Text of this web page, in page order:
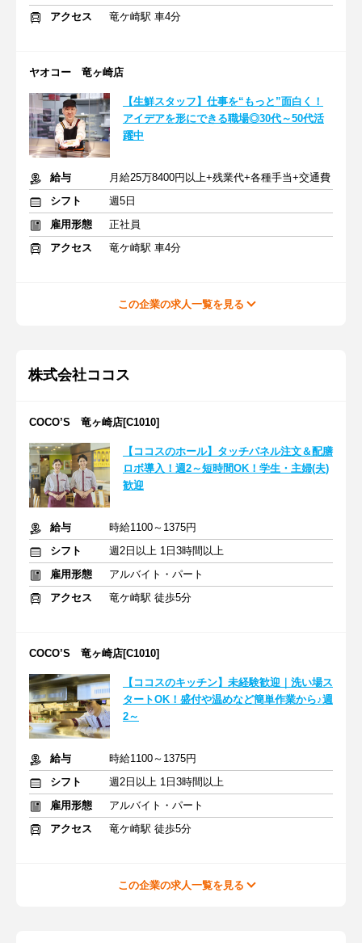
アクセス
竜ケ崎駅 車4分
ヤオコー 竜ヶ崎店
【生鮮スタッフ】仕事を“もっと”面白く！
アイデアを形にできる職場◎30代～50代活
躍中
給与
月給25万8400円以上+残業代+各種手当+交通費
シフト
週5日
雇用形態
正社員
アクセス
竜ケ崎駅 車4分
この企業の求人一覧を見る
株式会社ココス
COCO’S 竜ヶ崎店[C1010]
【ココスのホール】タッチパネル注文＆配膳
ロボ導入！週2～短時間OK！学生・主婦(夫)
歓迎
給与
時給1100～1375円
シフト
週2日以上 1日3時間以上
雇用形態
アルバイト・パート
アクセス
竜ケ崎駅 徒歩5分
COCO’S 竜ヶ崎店[C1010]
【ココスのキッチン】未経験歓迎｜洗い場ス
タートOK！盛付や温めなど簡単作業から♪週
2～
給与
時給1100～1375円
シフト
週2日以上 1日3時間以上
雇用形態
アルバイト・パート
アクセス
竜ケ崎駅 徒歩5分
この企業の求人一覧を見る